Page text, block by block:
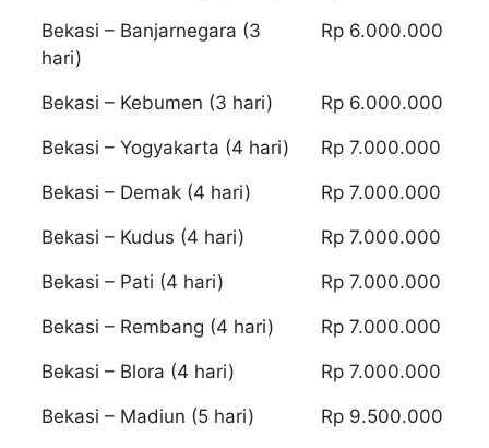
Bekasi – Banjarnegara (3
hari)
Rp 6.000.000
Bekasi – Kebumen (3 hari) Rp 6.000.000
Bekasi – Yogyakarta (4 hari) Rp 7.000.000
Bekasi – Demak (4 hari) Rp 7.000.000
Bekasi – Kudus (4 hari) Rp 7.000.000
Bekasi – Pati (4 hari) Rp 7.000.000
Bekasi – Rembang (4 hari) Rp 7.000.000
Bekasi – Blora (4 hari) Rp 7.000.000
Bekasi – Madiun (5 hari) Rp 9.500.000